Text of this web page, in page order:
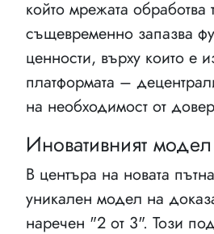
който мрежата обработва
същевременно запазва
ценности, върху които е
платформата –
на необходимост от
Иновативният
В центъра на новата
уникален модел на
наречен "2 от 3". Този